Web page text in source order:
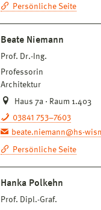
Persönliche Seite
Beate Niemann
Prof. Dr.-Ing.
Professorin
Architektur
Haus 7a · Raum 1.403
03841 753–7603
beate.niemann@hs-
Persönliche Seite
Hanka Polkehn
Prof. Dipl.-Graf.